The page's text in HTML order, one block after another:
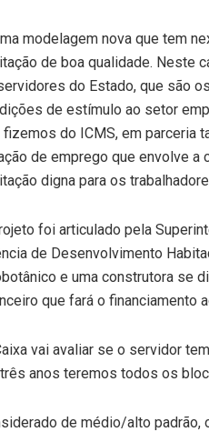
modelagem nova que tem
de boa qualidade. Neste
do Estado, que são
de estímulo ao setor
fizemos do ICMS, em parceria
de emprego que envolve
digna para os
foi articulado pela
de Desenvolvimento
e uma construtora se
que fará o financiamento
vai avaliar se o servidor
anos teremos todos os
de médio/alto padrão,